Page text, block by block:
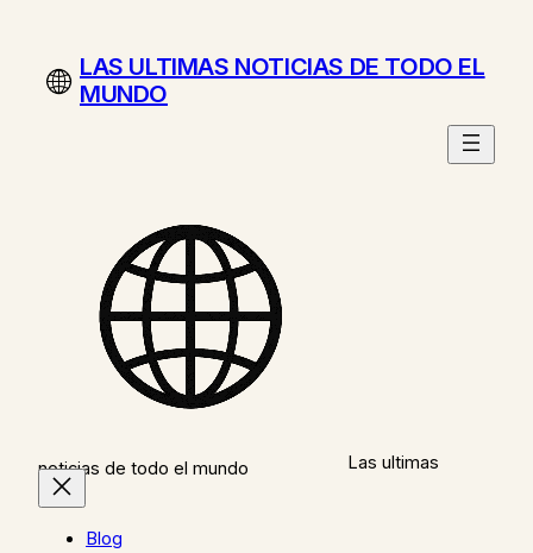
contenidoLAS ULTIMAS NOTICIAS DE TODO EL
MUNDO
Las ultimas
noticias de todo el mundo
Blog